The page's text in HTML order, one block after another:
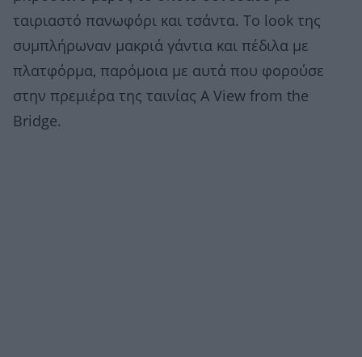
ταιριαστό πανωφόρι και τσάντα. Το look της
συμπλήρωναν μακριά γάντια και πέδιλα με
πλατφόρμα, παρόμοια με αυτά που φορούσε
στην πρεμιέρα της ταινίας A View from the
Bridge.